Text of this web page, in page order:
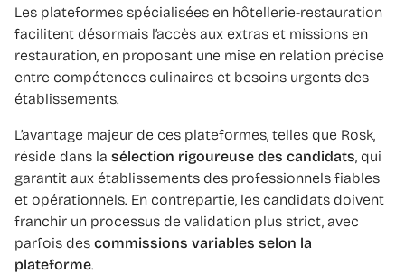
Les plateformes spécialisées en hôtellerie-restauration
facilitent désormais l’accès aux extras et missions en
restauration, en proposant une mise en relation précise
entre compétences culinaires et besoins urgents des
établissements.
L’avantage majeur de ces plateformes, telles que Rosk,
réside dans la sélection rigoureuse des candidats , qui
garantit aux établissements des professionnels fiables
et opérationnels. En contrepartie, les candidats doivent
franchir un processus de validation plus strict, avec
parfois des commissions variables selon la
plateforme.